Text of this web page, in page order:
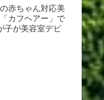
赤ちゃん対応美
カフヘアー」で
子が美容室デビ